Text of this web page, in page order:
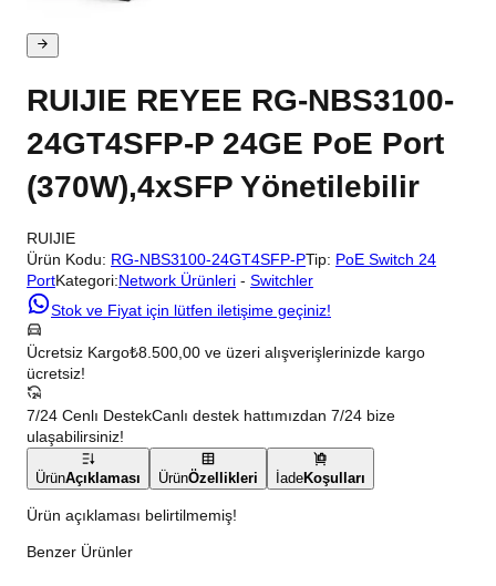
RUIJIE REYEE RG-NBS3100-
24GT4SFP-P 24GE PoE Port
(370W),4xSFP Yönetilebilir
RUIJIE
Ürün Kodu: RG-NBS3100-24GT4SFP-PTip: PoE Switch 24
PortKategori:Network Ürünleri - Switchler
Stok ve Fiyat için lütfen iletişime geçiniz!
Ücretsiz Kargo₺8.500,00 ve üzeri alışverişlerinizde kargo
ücretsiz!
7/24 Cenlı DestekCanlı destek hattımızdan 7/24 bize
ulaşabilirsiniz!
ÜrünAçıklaması ÜrünÖzellikleri İadeKoşulları
Ürün açıklaması belirtilmemiş!
Benzer Ürünler